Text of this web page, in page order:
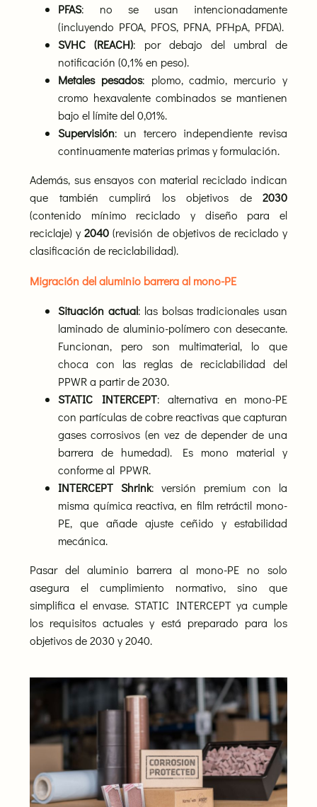
PFAS: no se usan intencionadamente
(incluyendo PFOA, PFOS, PFNA, PFHpA, PFDA).
SVHC (REACH): por debajo del umbral de
notificación (0,1% en peso).
Metales pesados: plomo, cadmio, mercurio y
cromo hexavalente combinados se mantienen
bajo el límite del 0,01%.
Supervisión: un tercero independiente revisa
continuamente materias primas y formulación.
Además, sus ensayos con material reciclado indican
que también cumplirá los objetivos de 2030
(contenido mínimo reciclado y diseño para el
reciclaje) y2040 (revisión de objetivos de reciclado y
clasificación de reciclabilidad).
Migración del aluminio barrera al mono-PE
Situación actual: las bolsas tradicionales usan
laminado de aluminio-polímero con desecante.
Funcionan, pero son multimaterial, lo que
choca con las reglas de reciclabilidad del
PPWR a partir de 2030.
STATIC INTERCEPT: alternativa en mono-PE
con partículas de cobre reactivas que capturan
gases corrosivos (en vez de depender de una
barrera de humedad). Es mono material y
conforme al PPWR.
INTERCEPT Shrink: versión premium con la
misma química reactiva, en film retráctil mono-
PE, que añade ajuste ceñido y estabilidad
mecánica.
Pasar del aluminio barrera al mono-PE no solo
asegura el cumplimiento normativo, sino que
simplifica el envase. STATIC INTERCEPT ya cumple
los requisitos actuales y está preparado para los
objetivos de 2030 y 2040.